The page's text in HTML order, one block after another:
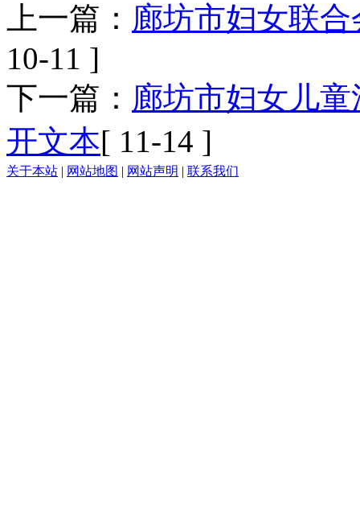
上一篇： 廊坊市妇女联
10-11 ]
下一篇： 廊坊市妇女儿
开文本[ 11-14 ]
关于本站 | 网站地图 | 网站声明 | 联系我们